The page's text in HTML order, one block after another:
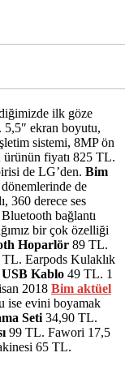
ilk göze
. 5,5″ ekran boyutu,
sistemi, 8MP ön
ürünün fiyatı 825 TL.
de LG’den. Bim
de
360 derece ses
bağlantı
bir çok özelliği
Hoparlör 89 TL.
Earpods Kulaklık
USB Kablo 49 TL. 1
2018 Bim aktüel
ise evini boyamak
Seti 34,90 TL.
99 TL. Fawori 17,5
65 TL.